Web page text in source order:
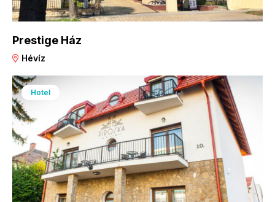
Prestige Ház
Hévíz
Hotel